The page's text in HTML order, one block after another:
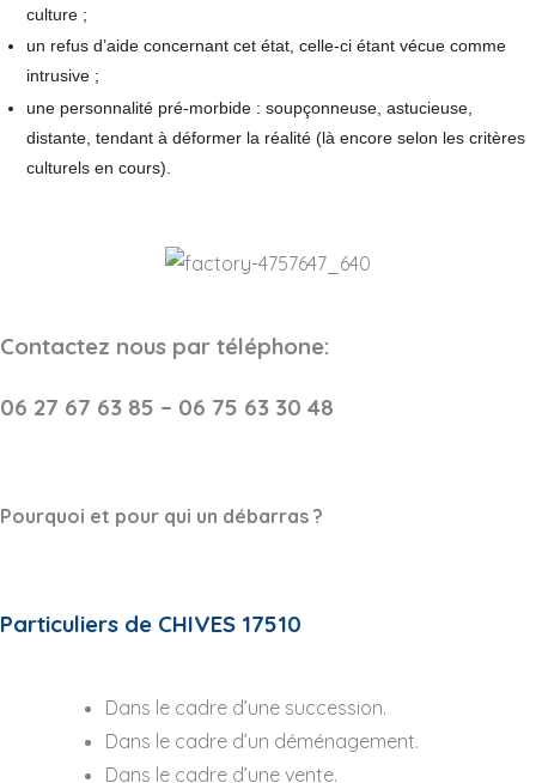
culture ;
un refus d’aide concernant cet état, celle-ci étant vécue comme
intrusive ;
une personnalité pré-morbide : soupçonneuse, astucieuse,
distante, tendant à déformer la réalité (là encore selon les critères
culturels en cours).
Contactez nous par téléphone:
06 27 67 63 85 – 06 75 63 30 48
Pourquoi et pour qui un débarras ?
Particuliers de CHIVES 17510
Dans le cadre d’une succession.
Dans le cadre d’un déménagement.
Dans le cadre d’une vente.